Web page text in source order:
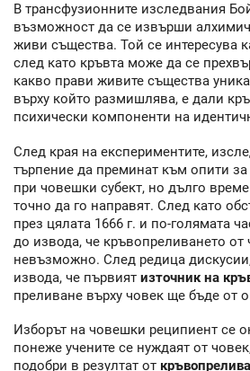
В трансфузионните изследвания
възможност да се извърши
живи същества. Той се интересува
след като кръвта може да се
какво прави живите същества
върху който размишлява, е дали
психически компоненти на
След края на експериментите,
търпение да преминат към опити
при човешки субект, но дълго
точно да го направят. След като
през цялата 1666 г. и по-голямата
до извода, че кръвопреливането от
невъзможно. След редица дискусии,
извода, че първият източник на
преливане върху човек ще бъде от
Изборът на човешки реципиент се
понеже учените се нуждаят от
подобри в резултат от